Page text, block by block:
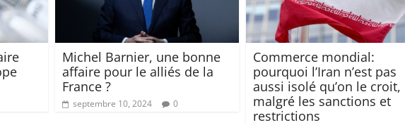
Michel Barnier, une bonne
affaire pour le alliés de la
France ?
septembre 10, 2024 0
Commerce mondial:
pourquoi l’Iran n’est pas
aussi isolé qu’on le croit,
malgré les sanctions et
restrictions